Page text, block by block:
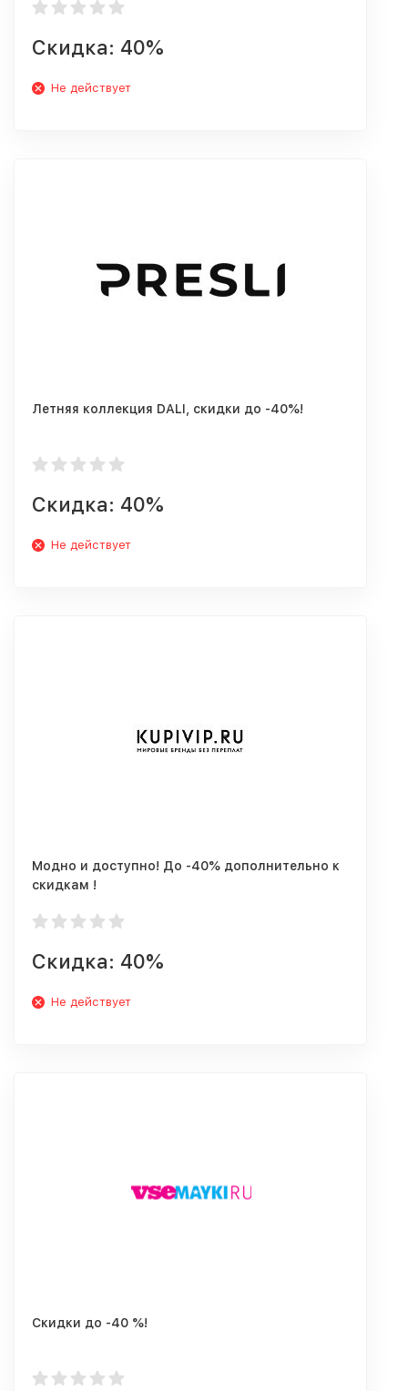
Скидка: 40%
Не действует
Летняя коллекция DALI, скидки до -40%!
Скидка: 40%
Не действует
Модно и доступно! До -40% дополнительно к
скидкам !
Скидка: 40%
Не действует
Скидки до -40 %!